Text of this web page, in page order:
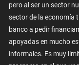
pero al ser un sector
sector de la economía
banco a pedir
apoyadas en mucho
informales. Es muy